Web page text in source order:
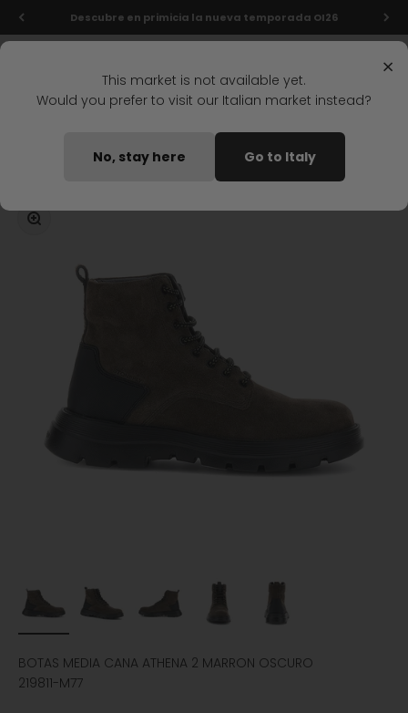
Ir al contenidoDescubre en primicia la nueva temporada OI26
Home BOTAS MEDIA CANA ATHENA 2 MARRON OSCURO
Zoom
BOTAS MEDIA CANA ATHENA 2 MARRON OSCURO
219811-M77
×
This market is not available yet.
Would you prefer to visit our Italian market instead?
No, stay here Go to Italy